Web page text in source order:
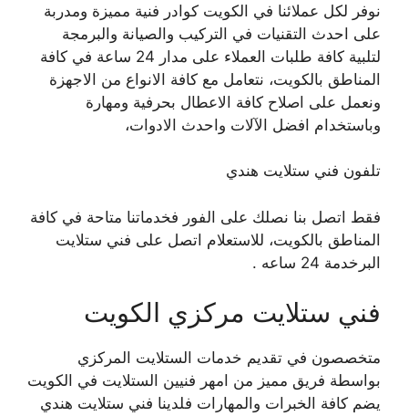
نوفر لكل عملائنا في الكويت كوادر فنية مميزة ومدربة
على احدث التقنيات في التركيب والصيانة والبرمجة
لتلبية كافة طلبات العملاء على مدار 24 ساعة في كافة
المناطق بالكويت، نتعامل مع كافة الانواع من الاجهزة
ونعمل على اصلاح كافة الاعطال بحرفية ومهارة
وباستخدام افضل الآلات واحدث الادوات،
تلفون فني ستلايت هندي
فقط اتصل بنا نصلك على الفور فخدماتنا متاحة في كافة
المناطق بالكويت، للاستعلام اتصل على فني ستلايت
البرخدمة 24 ساعه .
فني ستلايت مركزي الكويت
متخصصون في تقديم خدمات الستلايت المركزي
بواسطة فريق مميز من امهر فنيين الستلايت في الكويت
يضم كافة الخبرات والمهارات فلدينا فني ستلايت هندي